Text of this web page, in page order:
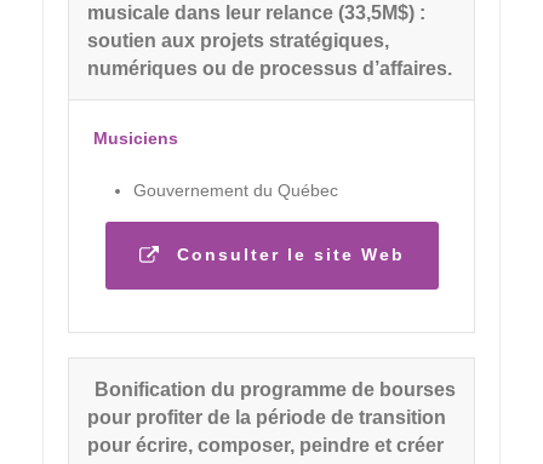
musicale dans leur relance (33,5M$) :
soutien aux projets stratégiques,
numériques ou de processus d’affaires.
Musiciens
Gouvernement du Québec
Consulter le site Web
Bonification du programme de bourses
pour profiter de la période de transition
pour écrire, composer, peindre et créer